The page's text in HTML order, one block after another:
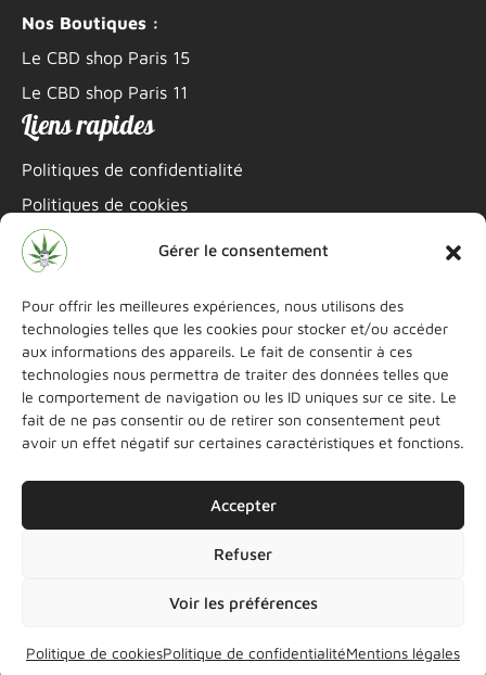
Gérer le consentement
Pour offrir les meilleures expériences, nous utilisons des
technologies telles que les cookies pour stocker et/ou accéder
aux informations des appareils. Le fait de consentir à ces
technologies nous permettra de traiter des données telles que
le comportement de navigation ou les ID uniques sur ce site. Le
fait de ne pas consentir ou de retirer son consentement peut
avoir un effet négatif sur certaines caractéristiques et fonctions.
Accepter
Refuser
Voir les préférences
Politique de cookiesPolitique de confidentialitéMentions légales
Nos Boutiques :
Le CBD shop Paris 15
Le CBD shop Paris 11
Liens rapides
Politiques de confidentialité
Politiques de cookies
Mentions légales
06 22 69 15 46
littleshopcbd@gmail.com
Instagram Boutique Paris 11